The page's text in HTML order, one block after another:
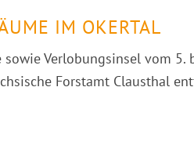
IM OKERTAL
Verlobungsinsel vom 5.
Forstamt Clausthal